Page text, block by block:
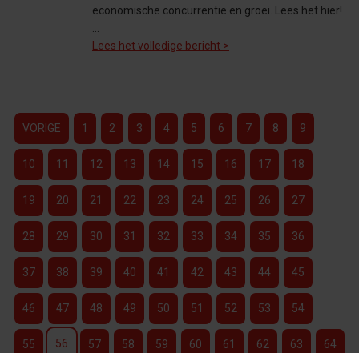
economische concurrentie en groei. Lees het hier!
Lees het volledige bericht >
VORIGE 1 2 3 4 5 6 7 8 9
10 11 12 13 14 15 16 17 18
19 20 21 22 23 24 25 26 27
28 29 30 31 32 33 34 35 36
37 38 39 40 41 42 43 44 45
46 47 48 49 50 51 52 53 54
55 56 57 58 59 60 61 62 63 64